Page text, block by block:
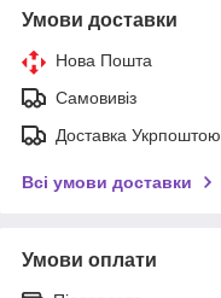
Умови доставки
Нова Пошта
Самовивіз
Доставка Укрпоштою
Всі умови доставки
Умови оплати